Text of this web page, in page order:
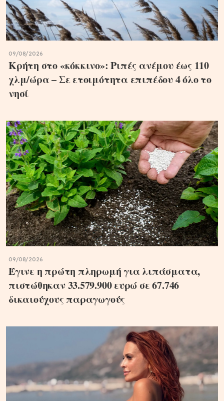
09/08/2026
Κρήτη στο «κόκκινο»: Ριπές ανέμου έως 110
χλμ/ώρα – Σε ετοιμότητα επιπέδου 4 όλο το
νησί
09/08/2026
Έγινε η πρώτη πληρωμή για λιπάσματα,
πιστώθηκαν 33.579.900 ευρώ σε 67.746
δικαιούχους παραγωγούς